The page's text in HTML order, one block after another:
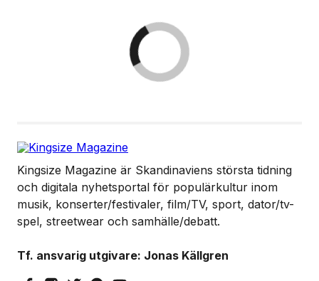
Kingsize Magazine är Skandinaviens största tidning
och digitala nyhetsportal för populärkultur inom
musik, konserter/festivaler, film/TV, sport, dator/tv-
spel, streetwear och samhälle/debatt.
Tf. ansvarig utgivare: Jonas Källgren